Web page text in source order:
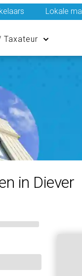
Lokale
Taxateur
in Diever